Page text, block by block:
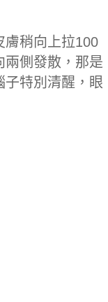
膚稍向上拉100
兩側發散，那是
子特別清醒，眼